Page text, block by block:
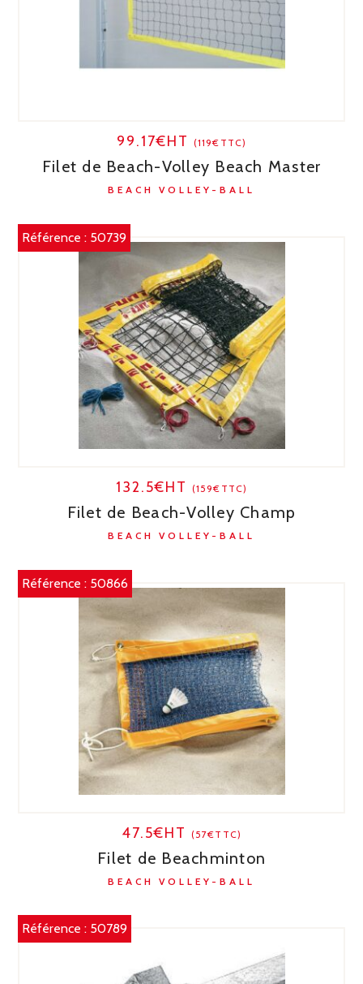
99.17€HT (119€TTC)
Filet de Beach-Volley Beach Master
BEACH VOLLEY-BALL
Référence : 50739
132.5€HT (159€TTC)
Filet de Beach-Volley Champ
BEACH VOLLEY-BALL
Référence : 50866
47.5€HT (57€TTC)
Filet de Beachminton
BEACH VOLLEY-BALL
Référence : 50789